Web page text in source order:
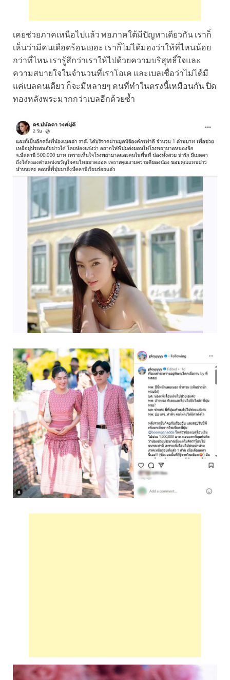
เคยช่วยภาคเหนือไปแล้ว พอภาคใต้มีปัญหาเดียวกัน เราก็
เห็นว่ามีคนเดือดร้อนเยอะ เราก็ไม่ได้มองว่าให้ที่ไหนน้อย
กว่าที่ไหน เรารู้สึกว่าเราให้ไปด้วยความบริสุทธิ์ใจและ
ความสบายใจในจำนวนที่เราโอเค และเบลเชื่อว่าไม่ได้มี
แค่เบลคนเดียว ก็จะมีหลายๆ คนที่ทำในตรงนี้เหมือนกัน ปิด
ทองหลังพระมากกว่าเบลอีกด้วยซ้ำ